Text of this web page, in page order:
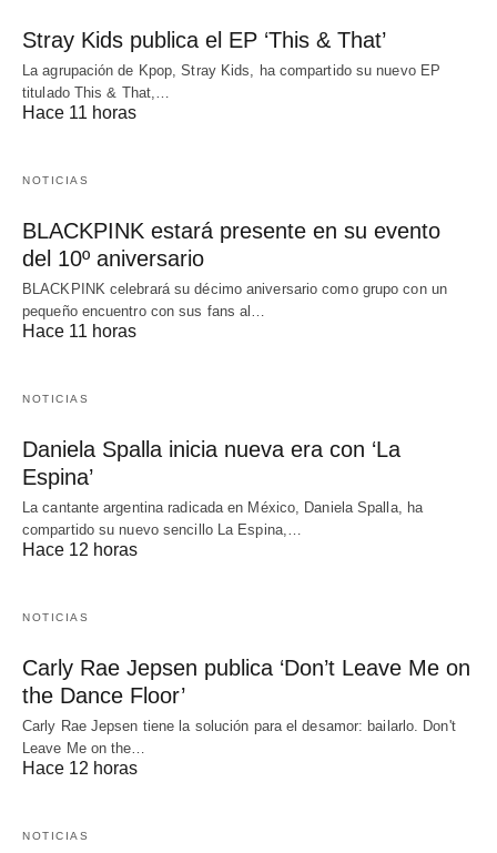
Stray Kids publica el EP ‘This & That’
La agrupación de Kpop, Stray Kids, ha compartido su nuevo EP
titulado This & That,…
Hace 11 horas
NOTICIAS
BLACKPINK estará presente en su evento
del 10º aniversario
BLACKPINK celebrará su décimo aniversario como grupo con un
pequeño encuentro con sus fans al…
Hace 11 horas
NOTICIAS
Daniela Spalla inicia nueva era con ‘La
Espina’
La cantante argentina radicada en México, Daniela Spalla, ha
compartido su nuevo sencillo La Espina,…
Hace 12 horas
NOTICIAS
Carly Rae Jepsen publica ‘Don’t Leave Me on
the Dance Floor’
Carly Rae Jepsen tiene la solución para el desamor: bailarlo. Don't
Leave Me on the…
Hace 12 horas
NOTICIAS